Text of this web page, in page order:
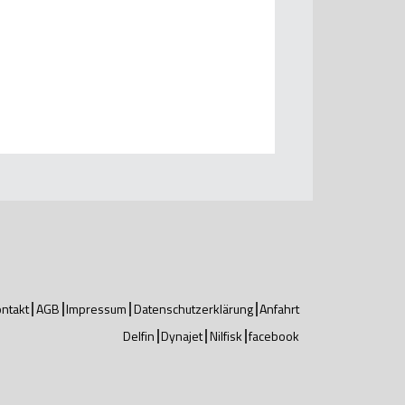
AGB Impressum Datenschutzerklärung Anfahrt
Delfin Dynajet Nilfisk facebook